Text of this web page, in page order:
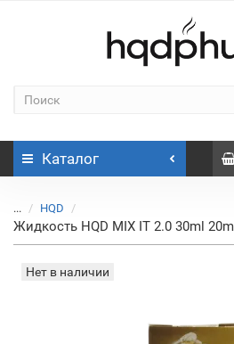
Каталог
... HQD
Жидкость HQD MIX IT 2.0 30ml
Нет в наличии